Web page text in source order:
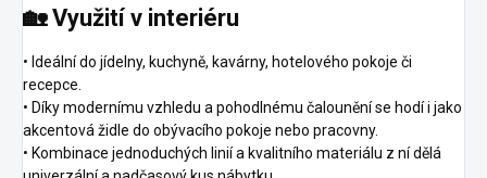
🏡 Využití v interiéru
• Ideální do jídelny, kuchyně, kavárny, hotelového pokoje či
recepce.
• Díky modernímu vzhledu a pohodlnému čalounění se hodí i jako
akcentová židle do obývacího pokoje nebo pracovny.
• Kombinace jednoduchých linií a kvalitního materiálu z ní dělá